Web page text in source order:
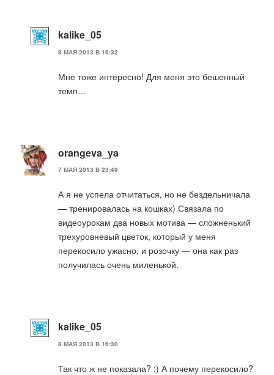
kalike_05
8 МАЯ 2013 В 16:32
Мне тоже интересно! Для меня это бешенный
темп…
orangeva_ya
7 МАЯ 2013 В 23:49
А я не успела отчитаться, но не бездельничала
— тренировалась на кошках) Связала по
видеоурокам два новых мотива — сложненький
трехуровневый цветок, который у меня
перекосило ужасно, и розочку — она как раз
получилась очень миленькой.
kalike_05
8 МАЯ 2013 В 16:30
Так что ж не показала? :) А почему перекосило?